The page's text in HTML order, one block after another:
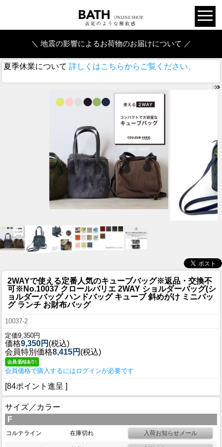
＼ 地震の影響によるお荷物のお届けについて ／
夏季休業について 詳しくはこちらからご覧ください。
2WAYで使える定番人気のキューブバッグ※返品・交換不
可※No.10037 クロールバリエ 2WAY ショルダーバッグ(シ
ョルダーバッグ ハンドバッグ キューブ 斜めがけ ミニバッ
グ ランチ お財布バッグ
10037-2
定価9,350円
価格9,350円 (税込)
会員特別価格8,415円 (税込)
会員価格で購入するにはログインが必要です
[84ポイント進呈 ]
サイズ／カラー
F
コルテライン 在庫切れ